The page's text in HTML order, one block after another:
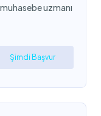
uzmanı
Şimdi Başvur